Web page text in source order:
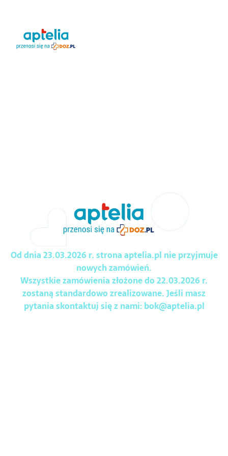
Od dnia 23.03.2026 r. strona aptelia.pl nie przyjmuje
nowych zamówień.
Wszystkie zamówienia złożone do 22.03.2026 r.
zostaną standardowo zrealizowane. Jeśli masz
pytania skontaktuj się z nami:bok@aptelia.pl